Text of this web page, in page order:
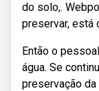
do solo,.
preservar, está
Então o
água. Se
preservação